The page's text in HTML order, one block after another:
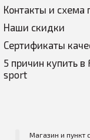
Контакты и схема
Наши скидки
Сертификаты
5 причин купить в
sport
Магазин и пункт